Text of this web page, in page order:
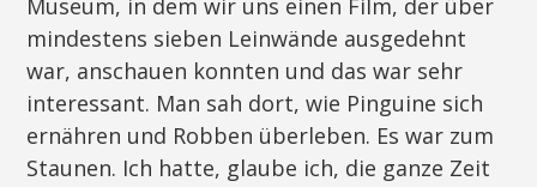
Museum, in dem wir uns einen Film, der über
mindestens sieben Leinwände ausgedehnt
war, anschauen konnten und das war sehr
interessant. Man sah dort, wie Pinguine sich
ernähren und Robben überleben. Es war zum
Staunen. Ich hatte, glaube ich, die ganze Zeit